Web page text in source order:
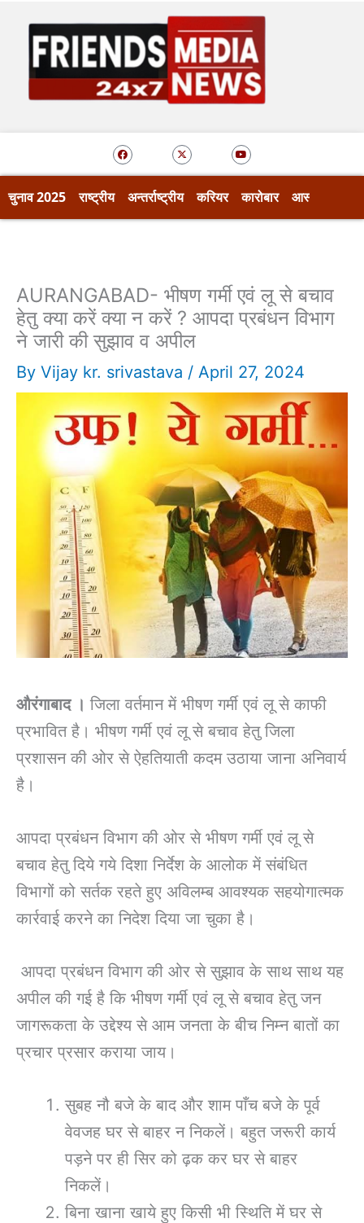
content
F
a
c
e
X
-
t
w
t
t
r
Y
o
u
t
b
e
चुनाव 2025 राष्ट्रीय अन्तर्राष्ट्रीय करियर कारोबार आस्था
AURANGABAD- भीषण गर्मी एवं लू से बचाव
हेतु क्या करें क्या न करें ? आपदा प्रबंधन विभाग
ने जारी की सुझाव व अपील
By Vijay kr. srivastava / April 27, 2024
औरंगाबाद । जिला वर्तमान में भीषण गर्मी एवं लू से काफी
प्रभावित है। भीषण गर्मी एवं लू से बचाव हेतु जिला
प्रशासन की ओर से ऐहतियाती कदम उठाया जाना अनिवार्य
है।
आपदा प्रबंधन विभाग की ओर से भीषण गर्मी एवं लू से
बचाव हेतु दिये गये दिशा निर्देश के आलोक में संबंधित
विभागों को सर्तक रहते हुए अविलम्ब आवश्यक सहयोगात्मक
कार्रवाई करने का निदेश दिया जा चुका है।
आपदा प्रबंधन विभाग की ओर से सुझाव के साथ साथ यह
अपील की गई है कि भीषण गर्मी एवं लू से बचाव हेतु जन
जागरूकता के उद्देश्य से आम जनता के बीच निम्न बातों का
प्रचार प्रसार कराया जाय।
सुबह नौ बजे के बाद और शाम पाँच बजे के पूर्व
वेवजह घर से बाहर न निकलें। बहुत जरूरी कार्य
पड़ने पर ही सिर को ढ़क कर घर से बाहर
निकलें।
बिना खाना खाये हुए किसी भी स्थिति में घर से